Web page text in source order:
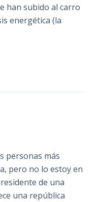
han subido al carro
energética (la
personas más
pero no lo estoy en
de una
una república